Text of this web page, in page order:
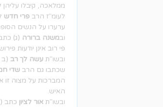
ממלאכה, קיבלו
לעומ"ז הרב פרי חדש
ערערו על הנשים
ובמשנה ברורה (ג)
פי רוב אינן יודעות
ובשו"ת עשה לך רב (ב
שכתבו גם הרב שדי
המברכות על מצוה
האיש.
ובשו"ת אור לציון כתב